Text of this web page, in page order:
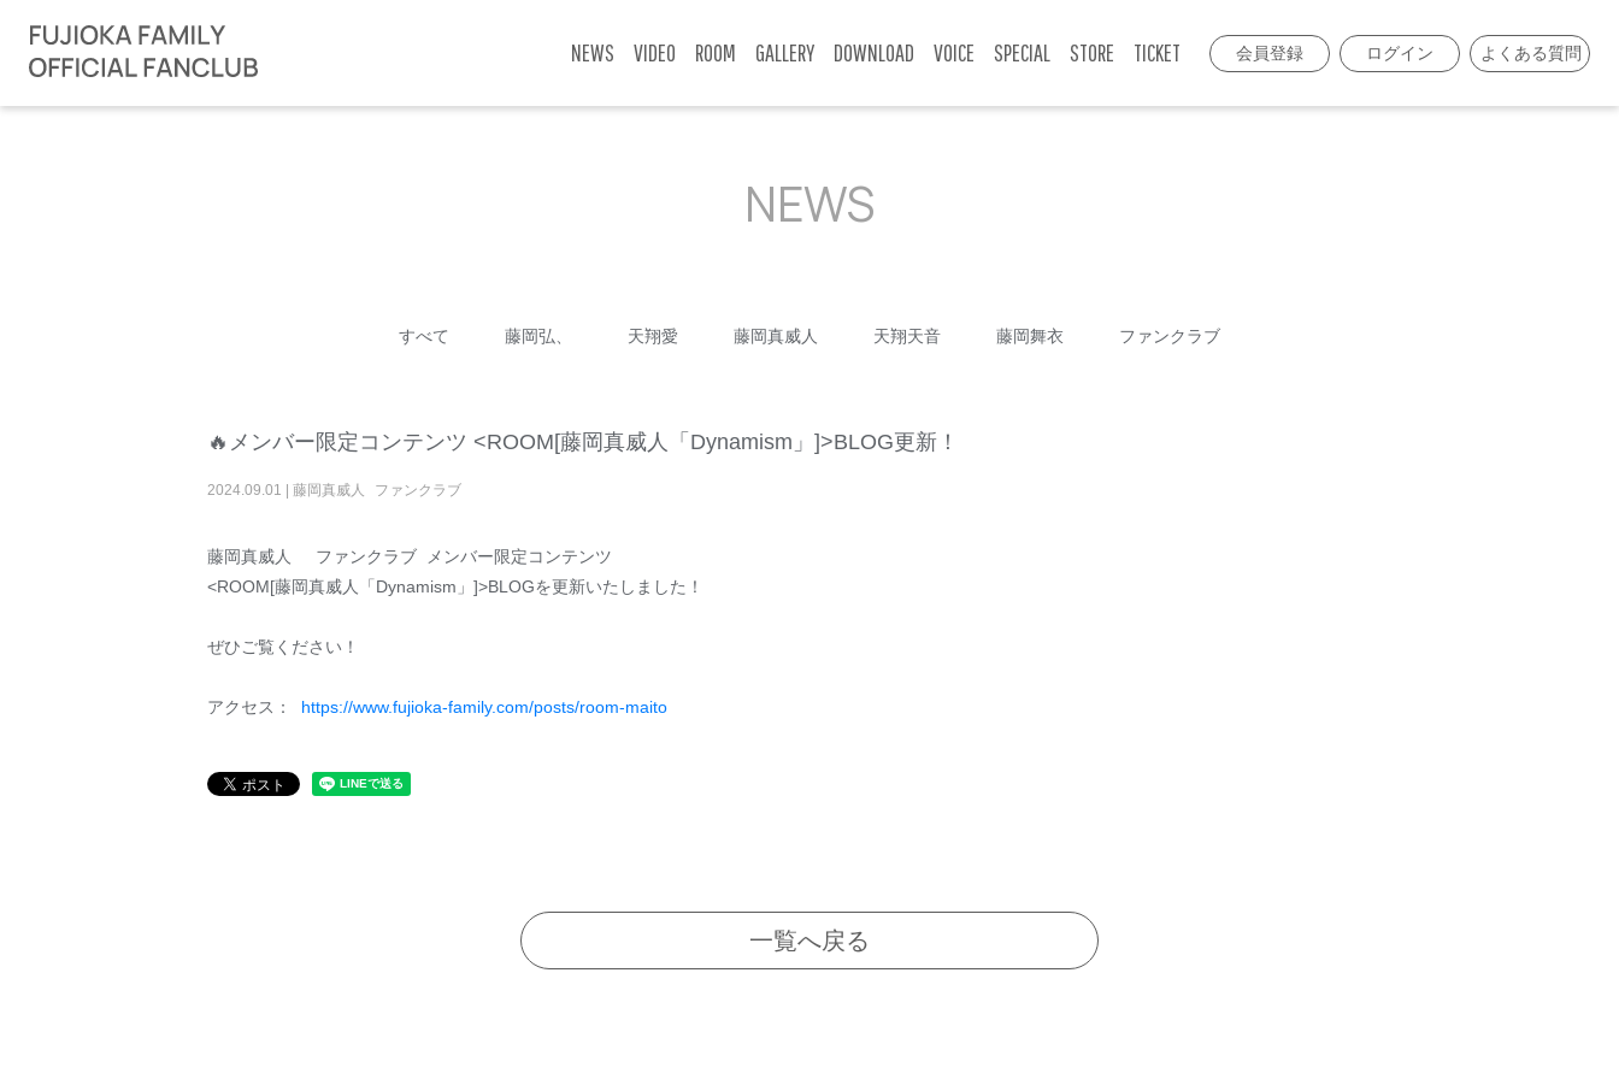
NEWS VIDEO ROOM GALLERY DOWNLOAD VOICE SPECIAL STORE TICKET 会員登録 ログイン よくある質問
NEWS
すべて 藤岡弘、 天翔愛 藤岡真威人 天翔天音 藤岡舞衣 ファンクラブ
🔥メンバー限定コンテンツ <ROOM[藤岡真威人「Dynamism」]>BLOG更新！
2024.09.01 藤岡真威人 ファンクラブ
藤岡真威人 ファンクラブ メンバー限定コンテンツ
<ROOM[藤岡真威人「Dynamism」]>BLOGを更新いたしました！
ぜひご覧ください！
アクセス： https://www.fujioka-family.com/posts/room-maito
一覧へ戻る